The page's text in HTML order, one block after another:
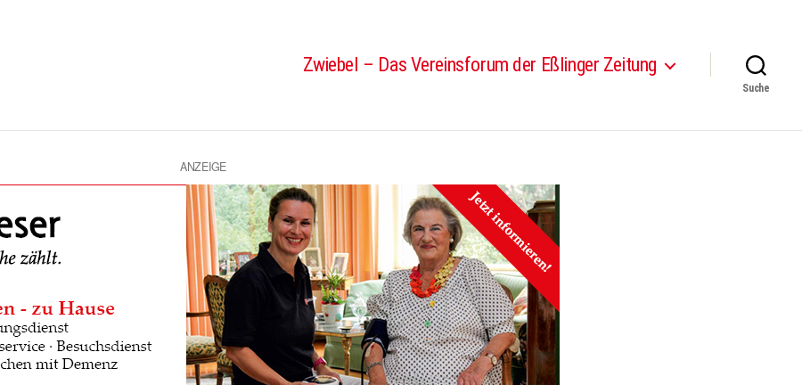
Zwiebel – Das Vereinsforum der Eßlinger Zeitung
Suche
ANZEIGE